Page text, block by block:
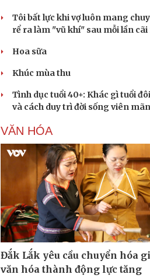
Tôi bất lực khi vợ luôn mang
rể ra làm "vũ khí" sau mỗi lần cãi
Hoa sữa
Khúc mùa thu
Tình dục tuổi 40+: Khác gì tuổi
và cách duy trì đời sống viên mãn
VĂN HÓA
Đắk Lắk yêu cầu chuyển hóa
văn hóa thành động lực tăng